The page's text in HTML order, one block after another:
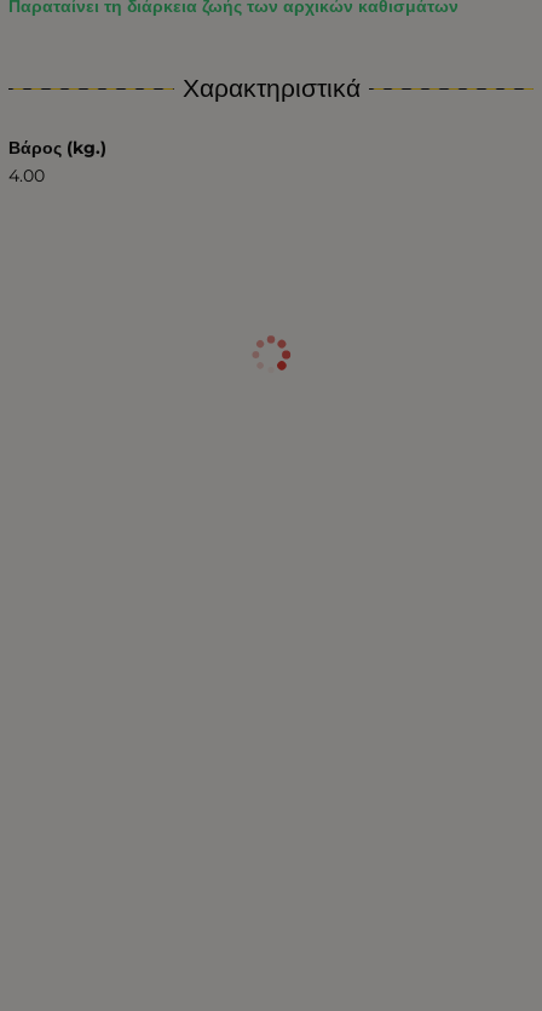
Παραταίνει τη διάρκεια ζωής των αρχικών καθισμάτων
Χαρακτηριστικά
Βάρος (kg.)
4.00